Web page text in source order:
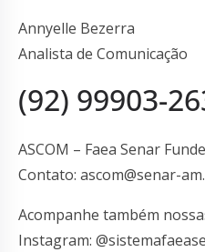
Annyelle Bezerra
Analista de Comunicação
(92) 99903-
ASCOM – Faea Senar
Contato: ascom@senar-
Acompanhe também
Instagram: